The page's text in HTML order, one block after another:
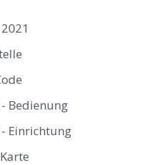
Bedienung
Einrichtung